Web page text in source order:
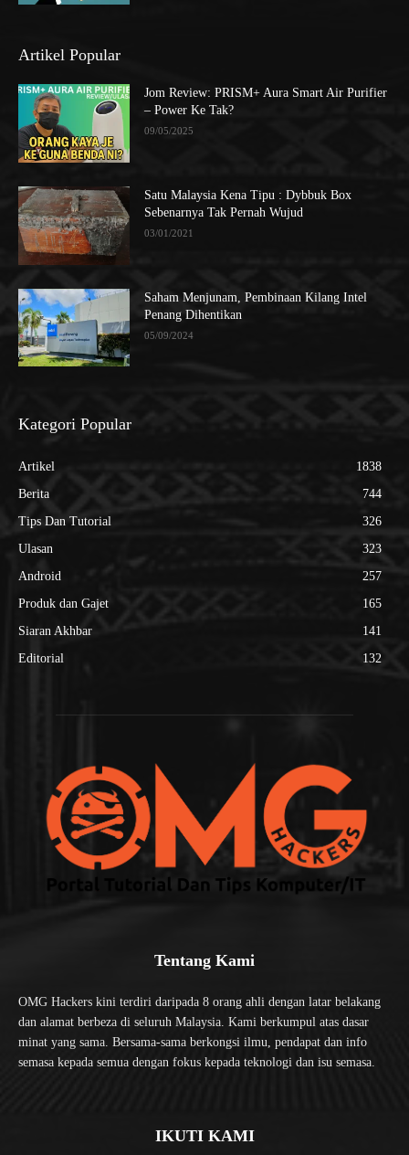
Artikel Popular
Jom Review: PRISM+ Aura Smart Air Purifier
– Power Ke Tak?
09/05/2025
Satu Malaysia Kena Tipu : Dybbuk Box
Sebenarnya Tak Pernah Wujud
03/01/2021
Saham Menjunam, Pembinaan Kilang Intel
Penang Dihentikan
05/09/2024
Kategori Popular
Artikel
1838
Berita
744
Tips Dan Tutorial
326
Ulasan
323
Android
257
Produk dan Gajet
165
Siaran Akhbar
141
Editorial
132
Tentang Kami
OMG Hackers kini terdiri daripada 8 orang ahli dengan latar belakang
dan alamat berbeza di seluruh Malaysia. Kami berkumpul atas dasar
minat yang sama. Bersama-sama berkongsi ilmu, pendapat dan info
semasa kepada semua dengan fokus kepada teknologi dan isu semasa.
IKUTI KAMI